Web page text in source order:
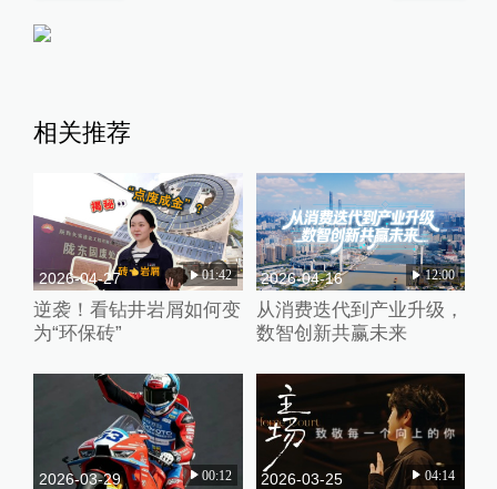
相关推荐
2026-04-27 01:42
逆袭！看钻井岩屑如何变
为“环保砖”
2026-04-16 12:00
从消费迭代到产业升级，
数智创新共赢未来
2026-03-29 00:12 2026-03-25 04:14